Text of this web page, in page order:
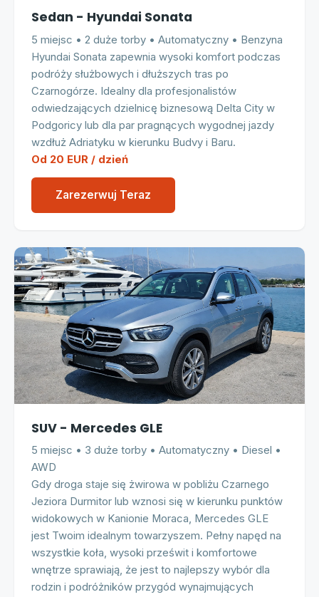
Sedan - Hyundai Sonata
5 miejsc • 2 duże torby • Automatyczny • Benzyna
Hyundai Sonata zapewnia wysoki komfort podczas
podróży służbowych i dłuższych tras po
Czarnogórze. Idealny dla profesjonalistów
odwiedzających dzielnicę biznesową Delta City w
Podgoricy lub dla par pragnących wygodnej jazdy
wzdłuż Adriatyku w kierunku Budvy i Baru.
Od 20 EUR / dzień
Zarezerwuj Teraz
SUV - Mercedes GLE
5 miejsc • 3 duże torby • Automatyczny • Diesel •
AWD
Gdy droga staje się żwirowa w pobliżu Czarnego
Jeziora Durmitor lub wznosi się w kierunku punktów
widokowych w Kanionie Moraca, Mercedes GLE
jest Twoim idealnym towarzyszem. Pełny napęd na
wszystkie koła, wysoki prześwit i komfortowe
wnętrze sprawiają, że jest to najlepszy wybór dla
rodzin i podróżników przygód wynajmujących